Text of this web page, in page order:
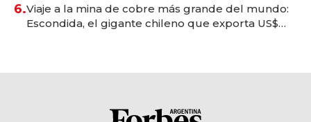
6.Viaje a la mina de cobre más grande del mundo:
Escondida, el gigante chileno que exporta US$